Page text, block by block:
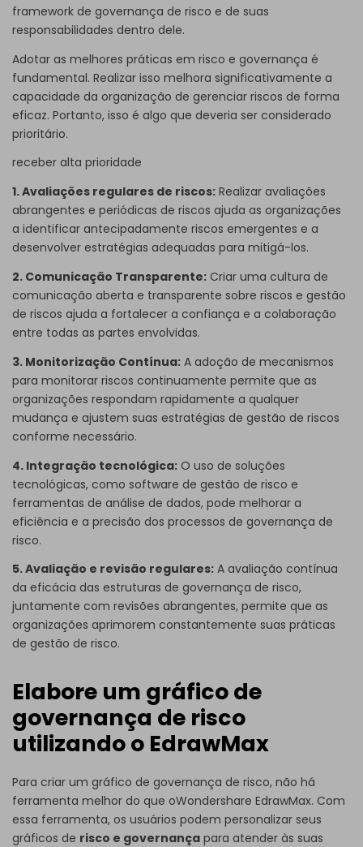
framework de governança de risco e de suas
responsabilidades dentro dele.
Adotar as melhores práticas em risco e governança é
fundamental. Realizar isso melhora significativamente a
capacidade da organização de gerenciar riscos de forma
eficaz. Portanto, isso é algo que deveria ser considerado
prioritário.
receber alta prioridade
1. Avaliações regulares de riscos: Realizar avaliações
abrangentes e periódicas de riscos ajuda as organizações
a identificar antecipadamente riscos emergentes e a
desenvolver estratégias adequadas para mitigá-los.
2. Comunicação Transparente: Criar uma cultura de
comunicação aberta e transparente sobre riscos e gestão
de riscos ajuda a fortalecer a confiança e a colaboração
entre todas as partes envolvidas.
3. Monitorização Contínua: A adoção de mecanismos
para monitorar riscos continuamente permite que as
organizações respondam rapidamente a qualquer
mudança e ajustem suas estratégias de gestão de riscos
conforme necessário.
4. Integração tecnológica: O uso de soluções
tecnológicas, como software de gestão de risco e
ferramentas de análise de dados, pode melhorar a
eficiência e a precisão dos processos de governança de
risco.
5. Avaliação e revisão regulares: A avaliação contínua
da eficácia das estruturas de governança de risco,
juntamente com revisões abrangentes, permite que as
organizações aprimorem constantemente suas práticas
de gestão de risco.
Elabore um gráfico de
governança de risco
utilizando o EdrawMax
Para criar um gráfico de governança de risco, não há
ferramenta melhor do que oWondershare EdrawMax. Com
essa ferramenta, os usuários podem personalizar seus
gráficos de risco e governança para atender às suas